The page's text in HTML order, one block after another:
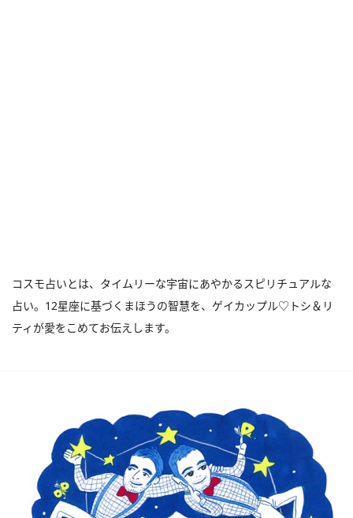
コスモ占いとは、タイムリーな宇宙にあやかるスピリチュアルな
占い。12星座に基づくまほうの智慧を、ゲイカップル♡トシ＆リ
ティが愛をこめてお伝えします。